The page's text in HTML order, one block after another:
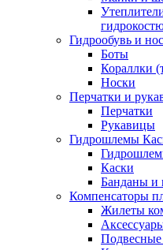
Гидрообувь и
Боты
Кораллки
Носки
Перчатки и
Перчатки
Рукавицы
Гидрошлемы
Каски
Банданы и
Компенсаторы
Жилеты